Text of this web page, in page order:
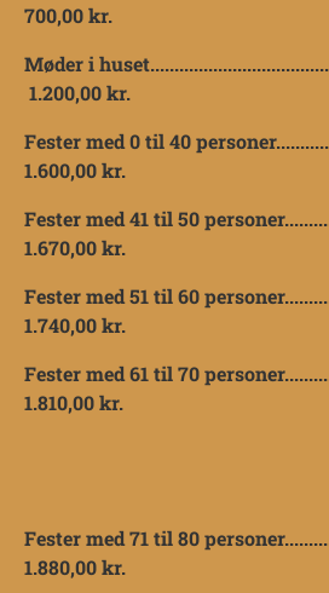
700,00 kr.
Møder i
1.200,00 kr.
Fester med 0 til 40
1.600,00 kr.
Fester med 41 til 50
1.670,00 kr.
Fester med 51 til 60
1.740,00 kr.
Fester med 61 til 70
1.810,00 kr.
Fester med 71 til 80
1.880,00 kr.